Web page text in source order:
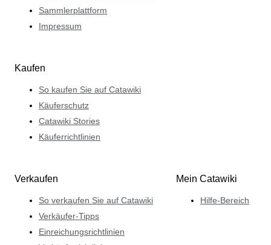
Sammlerplattform
Impressum
Kaufen
So kaufen Sie auf Catawiki
Käuferschutz
Catawiki Stories
Käuferrichtlinien
Verkaufen
So verkaufen Sie auf Catawiki
Verkäufer-Tipps
Einreichungsrichtlinien
Mein Catawiki
Hilfe-Bereich